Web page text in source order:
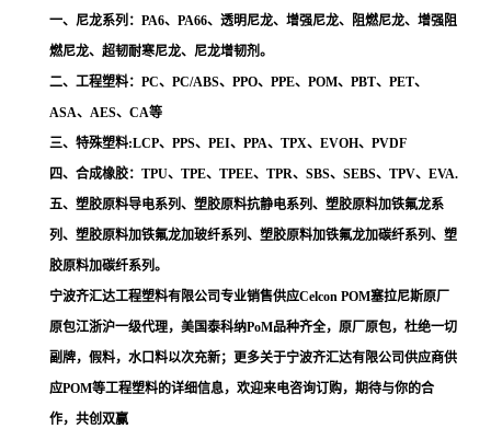
一、尼龙系列：PA6、PA66、透明尼龙、增强尼龙、阻燃尼龙、增强阻
燃尼龙、超韧耐寒尼龙、尼龙增韧剂。
二、工程塑料：PC、PC/ABS、PPO、PPE、POM、PBT、PET、
ASA、AES、CA等
三、特殊塑料:LCP、PPS、PEI、PPA、TPX、EVOH、PVDF
四、合成橡胶：TPU、TPE、TPEE、TPR、SBS、SEBS、TPV、EVA.
五、塑胶原料导电系列、塑胶原料抗静电系列、塑胶原料加铁氟龙系
列、塑胶原料加铁氟龙加玻纤系列、塑胶原料加铁氟龙加碳纤系列、塑
胶原料加碳纤系列。
宁波齐汇达工程塑料有限公司专业销售供应Celcon POM塞拉尼斯原厂
原包江浙沪一级代理，美国泰科纳PoM品种齐全，原厂原包，杜绝一切
副牌，假料，水口料以次充新；更多关于宁波齐汇达有限公司供应商供
应POM等工程塑料的详细信息，欢迎来电咨询订购，期待与你的合
作，共创双赢